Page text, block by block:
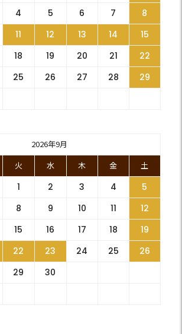
4 5 6 7
8
11 12 13 14
15
18 19 20 21
22
25 26 27 28
29
2026年9月
火 水 木 金 土
1 2 3 4
5
8 9 10 11
12
15 16 17 18
19
22 23 24 25
26
29 30